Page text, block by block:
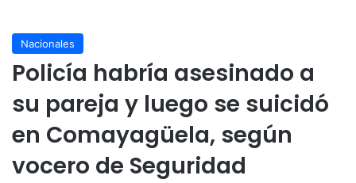
Nacionales
Policía habría asesinado a
su pareja y luego se suicidó
en Comayagüela, según
vocero de Seguridad